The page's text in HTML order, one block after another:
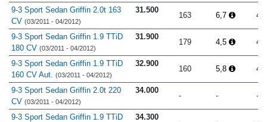
9-3 Sport Sedan Griffin 2.0t 163
CV (03/2011 - 04/2012)
31.500
163 6,7
9-3 Sport Sedan Griffin 1.9 TTiD
180 CV (03/2011 - 04/2012)
31.900
179 4,5
9-3 Sport Sedan Griffin 1.9 TTiD
160 CV Aut.
(03/2011 - 04/2012)
32.900
160 5,8
9-3 Sport Sedan Griffin 2.0t 220
CV (03/2011 - 04/2012)
34.000
- - -
9-3 Sport Sedan Griffin 1.9 TTiD
34.300